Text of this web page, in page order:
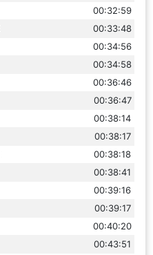
00:32:59
00:33:48
00:34:56
00:34:58
00:36:46
00:36:47
00:38:14
00:38:17
00:38:18
00:38:41
00:39:16
00:39:17
00:40:20
00:43:51